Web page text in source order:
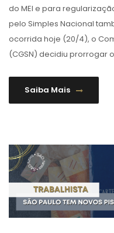
do MEI e para
pelo Simples Nacional
ocorrida hoje (20/4), o
(CGSN) decidiu prorrogar
Saiba Mais